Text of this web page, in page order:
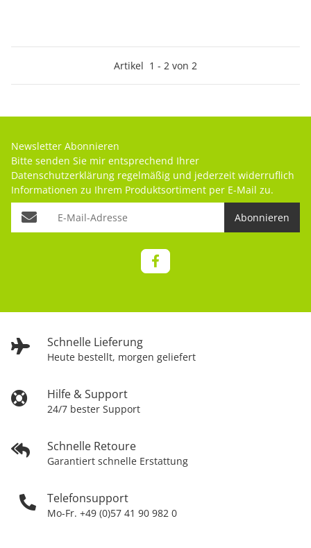
Artikel 1 - 2 von 2
Schnelle Lieferung
Heute bestellt, morgen geliefert
Hilfe & Support
24/7 bester Support
Schnelle Retoure
Garantiert schnelle Erstattung
Telefonsupport
Mo-Fr. +49 (0)57 41 90 982 0
Newsletter Abonnieren
Bitte senden Sie mir entsprechend Ihrer
Datenschutzerklärung regelmäßig und jederzeit widerruflich
Informationen zu Ihrem Produktsortiment per E-Mail zu.
Abonnieren